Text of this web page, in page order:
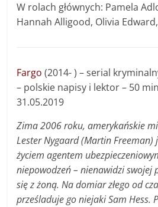
W rolach głównych: Pamela
Hannah Alligood, Olivia
Fargo (2014- ) – serial
– polskie napisy i lektor – 50
31.05.2019
Zima 2006 roku, amerykańskie
Lester Nygaard (Martin Freeman)
życiem agentem
niepowodzeń – nienawidzi swojej
się z żoną. Na domiar złego od
prześladuje go niejaki Sam Hess.